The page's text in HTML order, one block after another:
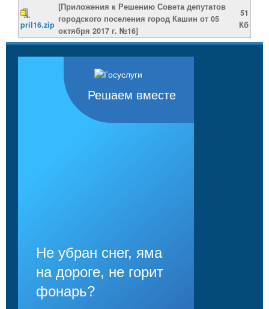
pril16.zip
[Приложения к Решению Совета депутатов
городского поселения город Кашин от 05
октября 2017 г. №16]
51
Кб
Решаем вместе
Не убран снег, яма
на дороге, не горит
фонарь?